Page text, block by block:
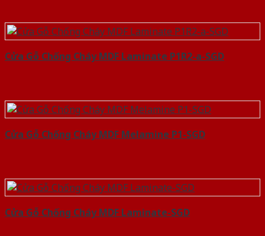
Cửa Gỗ Chống Cháy MDF Laminate P1R2-a-SGD
Cửa Gỗ Chống Cháy MDF Melamine P1-SGD
Cửa Gỗ Chống Cháy MDF Laminate-SGD